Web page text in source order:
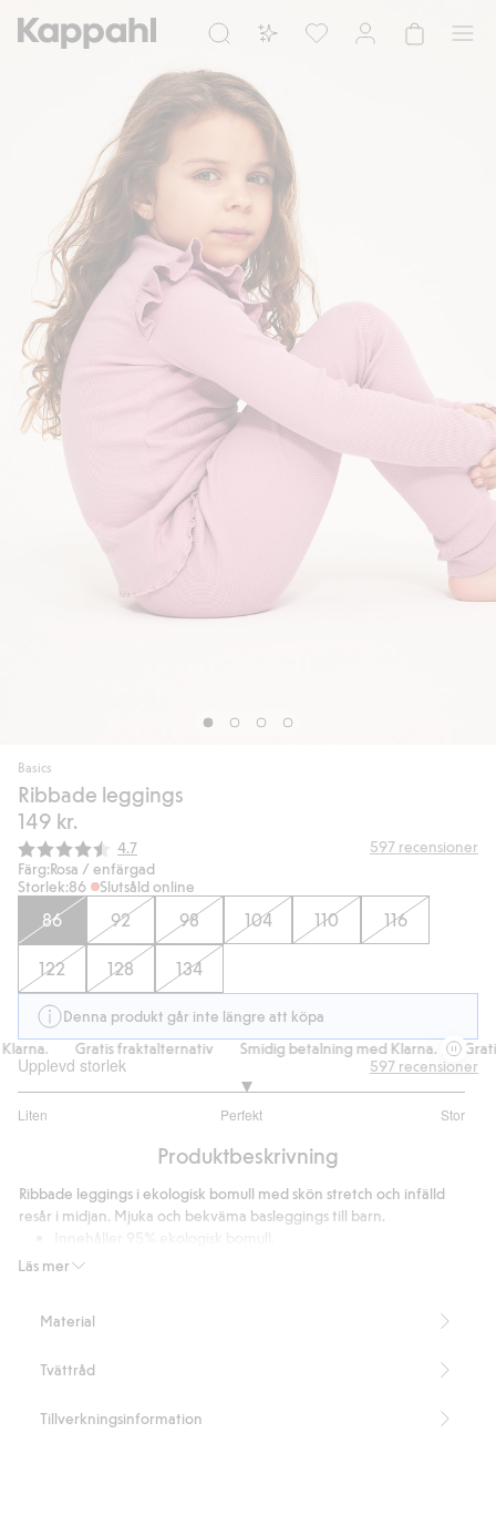
Basics
Ribbade leggings
149 kr.
Snittbetyg:
4.7 597 recensioner
Färg:Rosa / enfärgad
Storlek:86 Slutsåld online
86 92 98 104 110 116
122 128 134
Denna produkt går inte längre att köpa
Gratis fraktalternativ Smidig betalning med Klarna. Gratis
Upplevd storlek
Liten Perfekt Stor
utav
405
betyg
597 recensioner
Produktbeskrivning
Läs mer
Ribbade leggings i ekologisk bomull med skön stretch och infälld
resår i midjan. Mjuka och bekväma basleggings till barn.
Artikelnummer
Material
Tvättråd
Tillverkningsinformation